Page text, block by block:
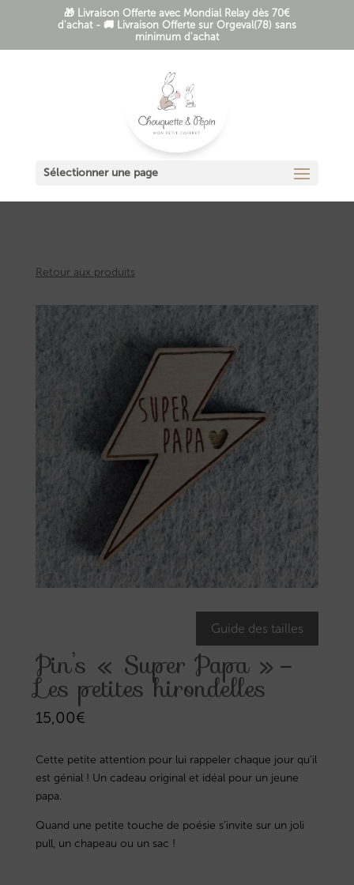
🎁 Livraison Offerte avec Mondial Relay dès 70€
d'achat - 🚚 Livraison Offerte sur Orgeval(78) sans
minimum d'achat
Sélectionner une page
Retour aux produits
Guide des tailles
Pin’s « Super Papa » –
Les petites hirondelles
15,00€
Cette petite attention pour lui rappeler chaque jour qu’il
est génial ! Un cadeau original et idéal pour un jeune
papa.
Quand une petite touche de poésie s’invite sur un joli
pull, un chapeau ou un sac !